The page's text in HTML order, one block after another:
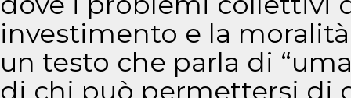
investimento e la
un testo che parla di
di chi può permettersi di